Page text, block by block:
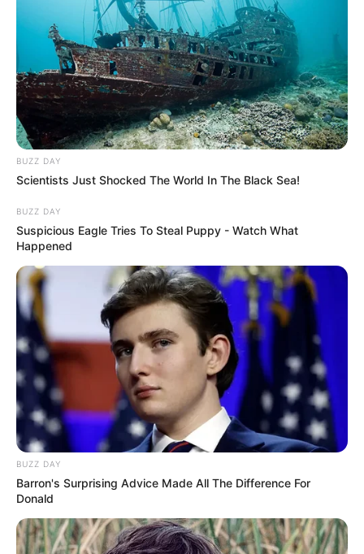
BUZZ DAY
Scientists Just Shocked The World In The Black Sea!
BUZZ DAY
Suspicious Eagle Tries To Steal Puppy - Watch What
Happened
BUZZ DAY
Barron's Surprising Advice Made All The Difference For
Donald